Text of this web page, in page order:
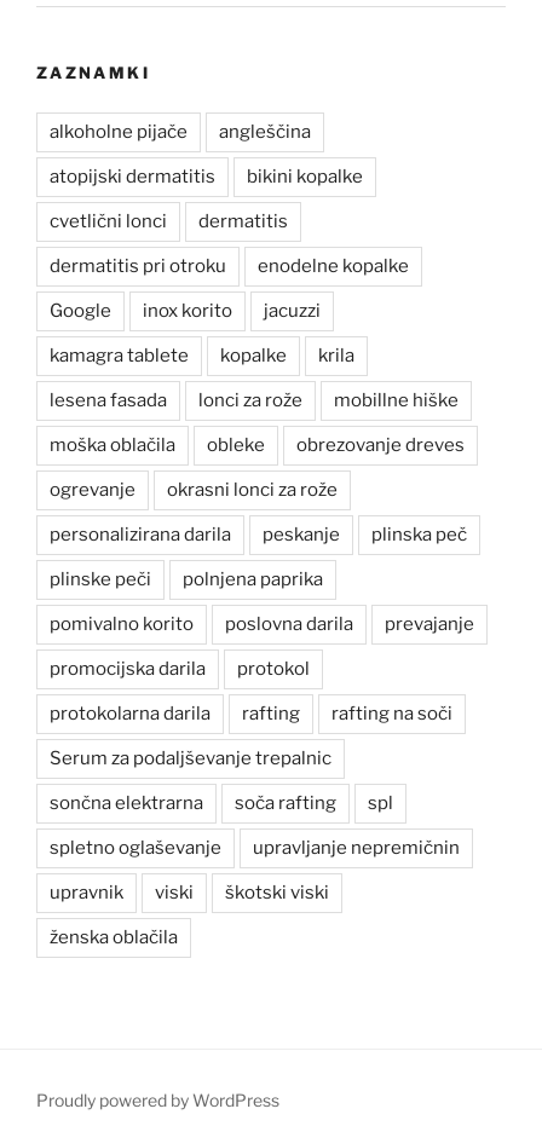
ZAZNAMKI
alkoholne pijače angleščina
atopijski dermatitis bikini kopalke
cvetlični lonci dermatitis
dermatitis pri otroku enodelne kopalke
Google inox korito jacuzzi
kamagra tablete kopalke krila
lesena fasada lonci za rože mobillne hiške
moška oblačila obleke obrezovanje dreves
ogrevanje okrasni lonci za rože
personalizirana darila peskanje plinska peč
plinske peči polnjena paprika
pomivalno korito poslovna darila prevajanje
promocijska darila protokol
protokolarna darila rafting rafting na soči
Serum za podaljševanje trepalnic
sončna elektrarna soča rafting spl
spletno oglaševanje upravljanje nepremičnin
upravnik viski škotski viski
ženska oblačila
Proudly powered by WordPress